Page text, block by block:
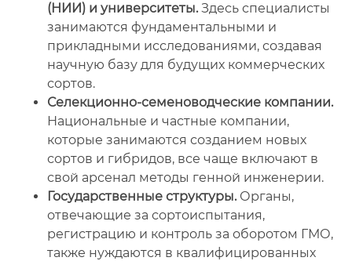
(НИИ) и университеты.Здесь специалисты
занимаются фундаментальными и
прикладными исследованиями, создавая
научную базу для будущих коммерческих
сортов.
Селекционно-семеноводческие компании.
Национальные и частные компании,
которые занимаются созданием новых
сортов и гибридов, все чаще включают в
свой арсенал методы генной инженерии.
Государственные структуры.Органы,
отвечающие за сортоиспытания,
регистрацию и контроль за оборотом ГМО,
также нуждаются в квалифицированных